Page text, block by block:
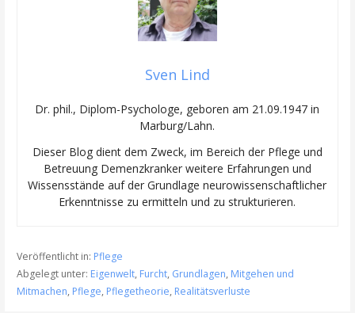
Sven Lind
Dr. phil., Diplom-Psychologe, geboren am 21.09.1947 in
Marburg/Lahn.
Dieser Blog dient dem Zweck, im Bereich der Pflege und
Betreuung Demenzkranker weitere Erfahrungen und
Wissensstände auf der Grundlage neurowissenschaftlicher
Erkenntnisse zu ermitteln und zu strukturieren.
Veröffentlicht in: Pflege
Abgelegt unter: Eigenwelt, Furcht, Grundlagen, Mitgehen und
Mitmachen, Pflege, Pflegetheorie, Realitätsverluste